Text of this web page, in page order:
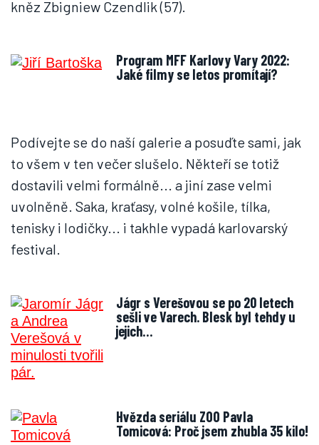
kněz Zbigniew Czendlik (57).
Program MFF Karlovy Vary 2022:
Jaké filmy se letos promítají?
Podívejte se do naší galerie a posuďte sami, jak
to všem v ten večer slušelo. Někteří se totiž
dostavili velmi formálně... a jiní zase velmi
uvolněně. Saka, kraťasy, volné košile, tílka,
tenisky i lodičky... i takhle vypadá karlovarský
festival.
Jágr s Verešovou se po 20 letech
sešli ve Varech. Blesk byl tehdy u
jejich…
Hvězda seriálu ZOO Pavla
Tomicová: Proč jsem zhubla 35 kilo!